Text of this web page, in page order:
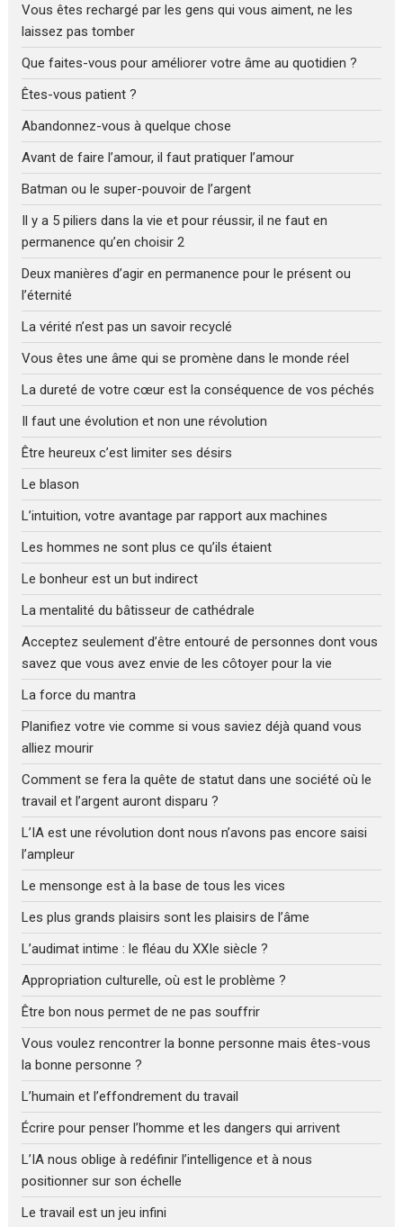
Vous êtes rechargé par les gens qui vous aiment, ne les
laissez pas tomber
Que faites-vous pour améliorer votre âme au quotidien ?
Êtes-vous patient ?
Abandonnez-vous à quelque chose
Avant de faire l’amour, il faut pratiquer l’amour
Batman ou le super-pouvoir de l’argent
Il y a 5 piliers dans la vie et pour réussir, il ne faut en
permanence qu’en choisir 2
Deux manières d’agir en permanence pour le présent ou
l’éternité
La vérité n’est pas un savoir recyclé
Vous êtes une âme qui se promène dans le monde réel
La dureté de votre cœur est la conséquence de vos péchés
Il faut une évolution et non une révolution
Être heureux c’est limiter ses désirs
Le blason
L’intuition, votre avantage par rapport aux machines
Les hommes ne sont plus ce qu’ils étaient
Le bonheur est un but indirect
La mentalité du bâtisseur de cathédrale
Acceptez seulement d’être entouré de personnes dont vous
savez que vous avez envie de les côtoyer pour la vie
La force du mantra
Planifiez votre vie comme si vous saviez déjà quand vous
alliez mourir
Comment se fera la quête de statut dans une société où le
travail et l’argent auront disparu ?
L’IA est une révolution dont nous n’avons pas encore saisi
l’ampleur
Le mensonge est à la base de tous les vices
Les plus grands plaisirs sont les plaisirs de l’âme
L’audimat intime : le fléau du XXIe siècle ?
Appropriation culturelle, où est le problème ?
Être bon nous permet de ne pas souffrir
Vous voulez rencontrer la bonne personne mais êtes-vous
la bonne personne ?
L’humain et l’effondrement du travail
Écrire pour penser l’homme et les dangers qui arrivent
L’IA nous oblige à redéfinir l’intelligence et à nous
positionner sur son échelle
Le travail est un jeu infini